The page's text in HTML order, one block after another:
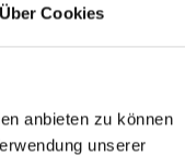
Über Cookies
anbieten zu können
unserer